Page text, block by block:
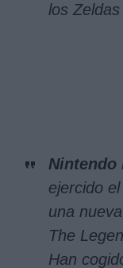
los Zeldas
Nintendo
ejercido
una
The
Han